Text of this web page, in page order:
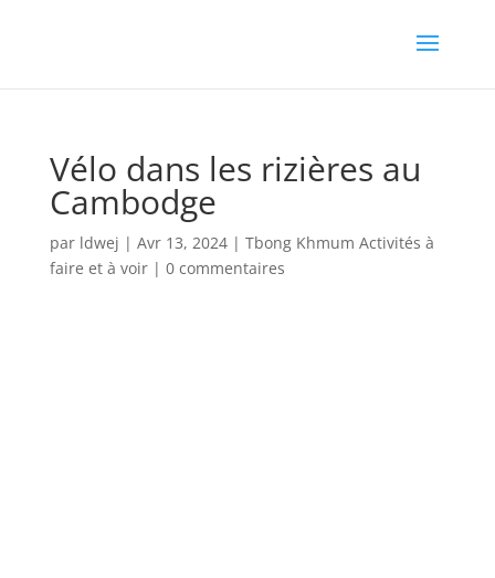
Vélo dans les rizières au
Cambodge
par ldwej | Avr 13, 2024| Tbong Khmum Activités à
faire et à voir| 0 commentaires